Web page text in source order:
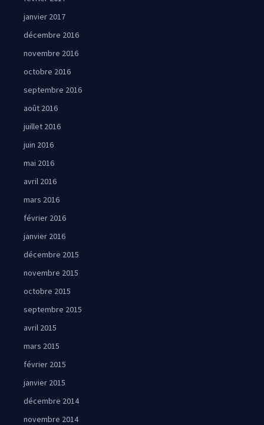
janvier 2017
décembre 2016
novembre 2016
octobre 2016
septembre 2016
août 2016
juillet 2016
juin 2016
mai 2016
avril 2016
mars 2016
février 2016
janvier 2016
décembre 2015
novembre 2015
octobre 2015
septembre 2015
avril 2015
mars 2015
février 2015
janvier 2015
décembre 2014
novembre 2014